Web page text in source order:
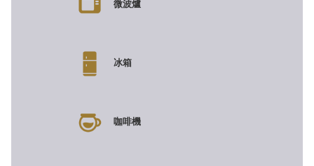
微波爐
冰箱
咖啡機